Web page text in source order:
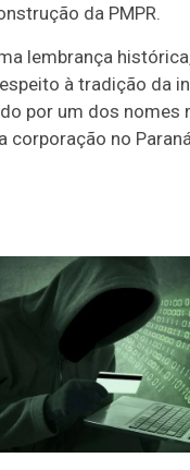
da PMPR.
lembrança
à tradição da
por um dos nomes
corporação no